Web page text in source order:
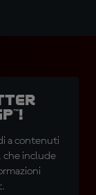
a contenuti
che include